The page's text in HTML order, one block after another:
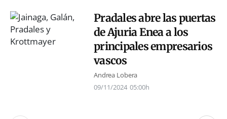
Pradales abre las puertas
de Ajuria Enea a los
principales empresarios
vascos
Andrea Lobera
09/11/2024 05:00h